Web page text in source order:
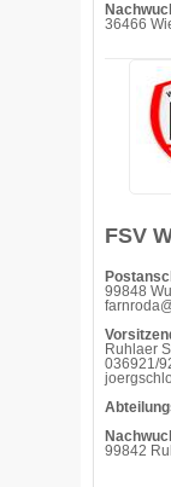
36466
FSV
99848
Ruhlaer
036921/
99842